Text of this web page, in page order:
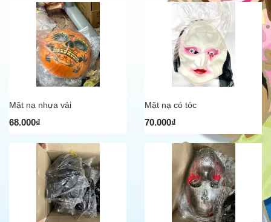
Mặt nạ nhựa vải
68.000₫
Mặt nạ có tóc
70.000₫